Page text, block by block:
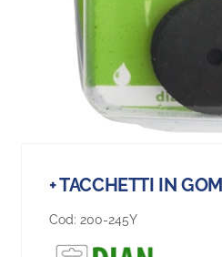
+ TACCHETTI IN
Cod: 200-245Y